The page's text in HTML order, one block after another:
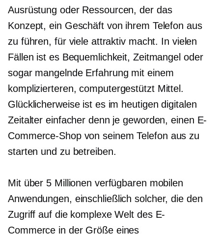
Ausrüstung oder Ressourcen, der das
Konzept, ein Geschäft von ihrem Telefon aus
zu führen, für viele attraktiv macht. In vielen
Fällen ist es Bequemlichkeit, Zeitmangel oder
sogar mangelnde Erfahrung mit einem
komplizierteren,computergestütztMittel.
Glücklicherweise ist es im heutigen digitalen
Zeitalter einfacher denn je geworden, einen E-
Commerce-Shop von seinem Telefon aus zu
starten und zu betreiben.
Mit über 5 Millionen verfügbaren mobilen
Anwendungen, einschließlich solcher, die den
Zugriff auf die komplexe Welt des E-
Commerce in der Größe eines